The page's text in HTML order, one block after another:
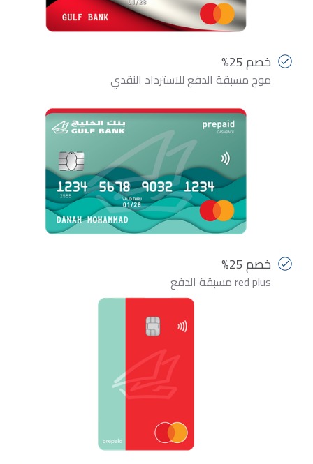
خصم 25%
موج مسبقة الدفع للاسترداد النقدي
خصم 25%
red plus مسبقة الدفع